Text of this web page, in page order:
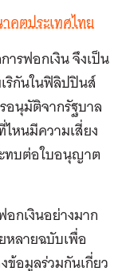
คตประเทศไทย
ารฟอกเงิน จึงเป็น
ริกันในฟิลิปปินส์
อนุมัติจากรัฐบาล
ไหนมีความเสี่ยง
ทบต่อใบอนุญาต
กเงินอย่างมาก
หลายฉบับเพื่อ
ข้อมูลร่วมกันเกี่ยว